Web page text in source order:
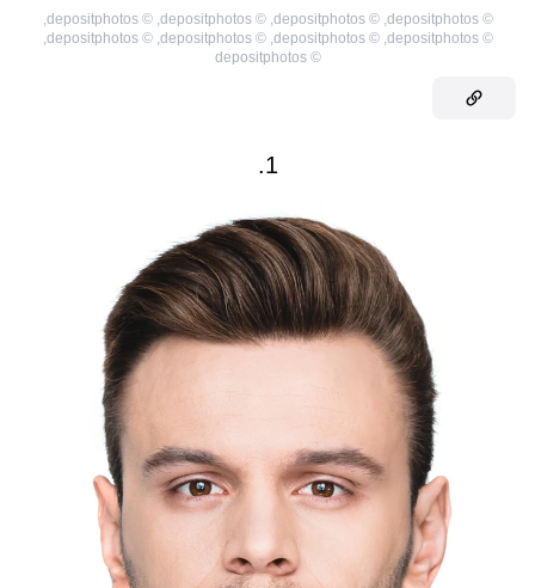
©
depositphotos
,
©
depositphotos
,
©
depositphotos
,
©
depositphotos
,
©
depositphotos
,
©
depositphotos
,
©
depositphotos
,
©
depositphotos
,
©
depositphotos
1.